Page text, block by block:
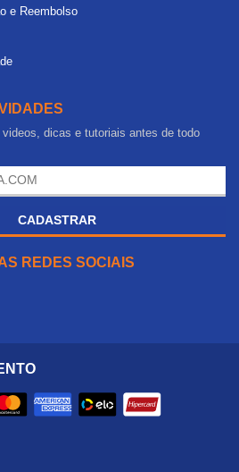
e Reembolso
dicas e tutoriais antes de todo
CADASTRAR
REDES SOCIAIS